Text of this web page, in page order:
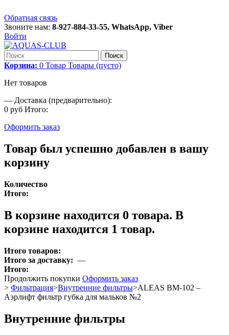
Обратная связь
Звоните нам: 8-927-884-33-55, WhatsApp, Viber
Войти
Поиск
Корзина: 0 Товар Товары (пусто)
Нет товаров
— Доставка (предварительно):
0 руб Итого:
Оформить заказ
Товар был успешно добавлен в вашу
корзину
Количество
Итого:
В корзине находится 0 товара. В
корзине находится 1 товар.
Итого товаров:
Итого за доставку: —
Итого:
Продолжить покупки Оформить заказ
> Фильтрация>Внутренние фильтры>ALEAS BM-102 –
Аэрлифт фильтр губка для мальков №2
Внутренние фильтры